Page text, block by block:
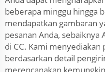
beberapa minggu hingga
mendapatkan gambaran
pesanan Anda,
di CC. Kami menyediakan
berdasarkan detail